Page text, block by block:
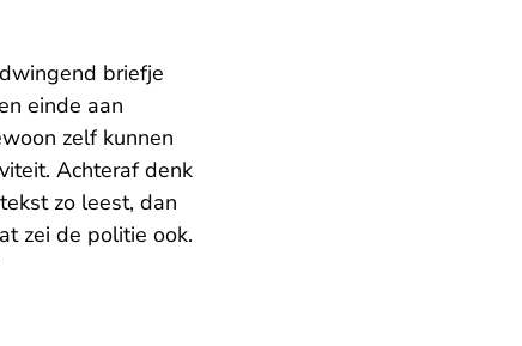
briefje
einde aan
zelf kunnen
Achteraf denk
zo leest, dan
zei de politie ook.